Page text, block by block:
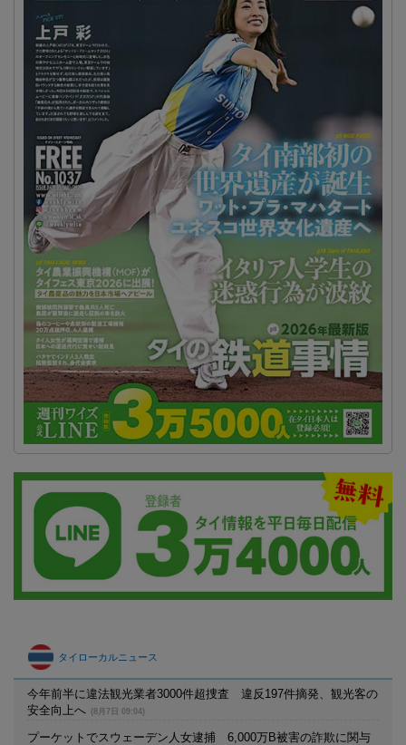
タイローカルニュース
今年前半に違法観光業者3000件超捜査 違反197件摘発、観光客の
安全向上へ
(8月7日 09:04)
プーケットでスウェーデン人女逮捕 6,000万B被害の詐欺に関与